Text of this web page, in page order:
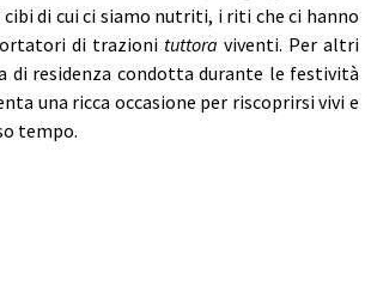
di cui ci siamo nutriti, i riti che ci hanno
di trazioni tuttora viventi. Per altri
di residenza condotta durante le festività
una ricca occasione per riscoprirsi vivi e
tempo.